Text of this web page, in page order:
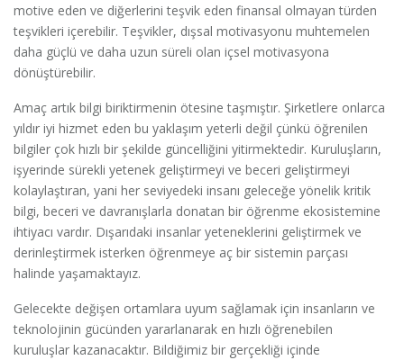
motive eden ve diğerlerini teşvik eden finansal olmayan türden
teşvikleri içerebilir. Teşvikler, dışsal motivasyonu muhtemelen
daha güçlü ve daha uzun süreli olan içsel motivasyona
dönüştürebilir.
Amaç artık bilgi biriktirmenin ötesine taşmıştır. Şirketlere onlarca
yıldır iyi hizmet eden bu yaklaşım yeterli değil çünkü öğrenilen
bilgiler çok hızlı bir şekilde güncelliğini yitirmektedir. Kuruluşların,
işyerinde sürekli yetenek geliştirmeyi ve beceri geliştirmeyi
kolaylaştıran, yani her seviyedeki insanı geleceğe yönelik kritik
bilgi, beceri ve davranışlarla donatan bir öğrenme ekosistemine
ihtiyacı vardır. Dışarıdaki insanlar yeteneklerini geliştirmek ve
derinleştirmek isterken öğrenmeye aç bir sistemin parçası
halinde yaşamaktayız.
Gelecekte değişen ortamlara uyum sağlamak için insanların ve
teknolojinin gücünden yararlanarak en hızlı öğrenebilen
kuruluşlar kazanacaktır. Bildiğimiz bir gerçekliği içinde